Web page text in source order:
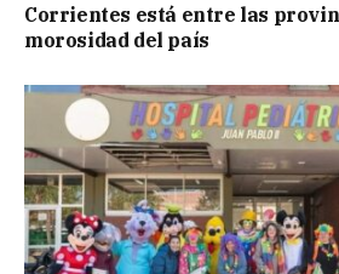
Corrientes está entre las
morosidad del país